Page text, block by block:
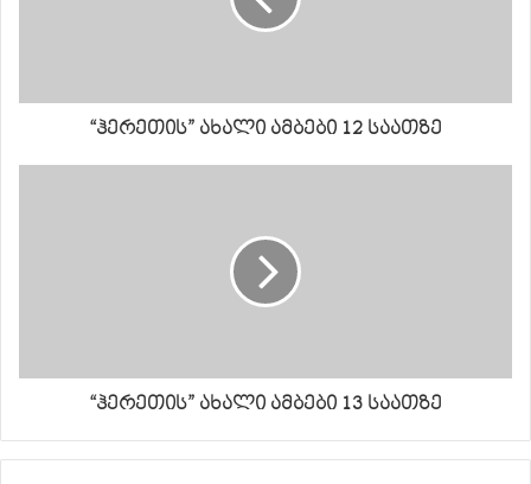
“ჰერეთის” ახალი ამბები 12 საათზე
“ჰერეთის” ახალი ამბები 13 საათზე